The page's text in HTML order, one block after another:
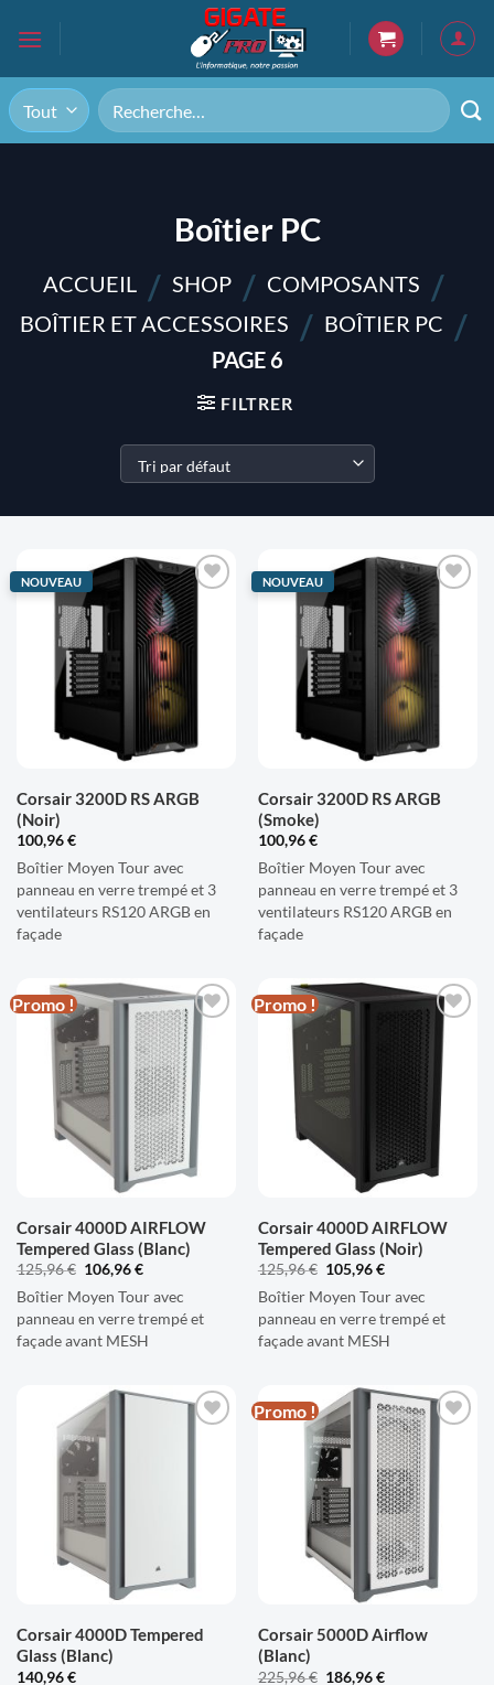
Recherche
pour :
Boîtier PC
ACCUEIL / SHOP / COMPOSANTS /
BOÎTIER ET ACCESSOIRES / BOÎTIER PC /
PAGE 6
FILTRER
NOUVEAU
AJOUTER
À LA
LISTE
D'ENVIES
Corsair 3200D RS ARGB
(Noir)
100,96€
Boîtier Moyen Tour avec
panneau en verre trempé et 3
ventilateurs RS120 ARGB en
façade
NOUVEAU
AJOUTER
À LA
LISTE
D'ENVIES
Corsair 3200D RS ARGB
(Smoke)
100,96€
Boîtier Moyen Tour avec
panneau en verre trempé et 3
ventilateurs RS120 ARGB en
façade
Promo !
AJOUTER
À LA
LISTE
D'ENVIES
Corsair 4000D AIRFLOW
Tempered Glass (Blanc)
125,96€ Le
initial
125,96 €.
106,96€Le
actuel
106,96 €.
Boîtier Moyen Tour avec
panneau en verre trempé et
façade avant MESH
Promo !
AJOUTER
À LA
LISTE
D'ENVIES
Corsair 4000D AIRFLOW
Tempered Glass (Noir)
125,96€ Le
initial
125,96 €.
105,96€Le
actuel
105,96 €.
Boîtier Moyen Tour avec
panneau en verre trempé et
façade avant MESH
Corsair 4000D Tempered
Glass (Blanc)
140,96€
Promo !
AJOUTER
À LA
LISTE
D'ENVIES
Corsair 5000D Airflow
(Blanc)
225,96€ Le
186,96€Le